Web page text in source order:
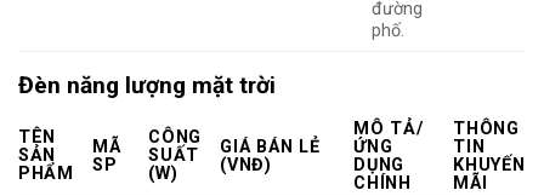
đường
phố.
Đèn năng lượng mặt trời
TÊN
SẢN
PHẨM
MÃ
SP
CÔNG
SUẤT
(W)
GIÁ BÁN LẺ
(VNĐ)
MÔ TẢ/
ỨNG
DỤNG
CHÍNH
THÔNG
TIN
KHUYẾN
MÃI